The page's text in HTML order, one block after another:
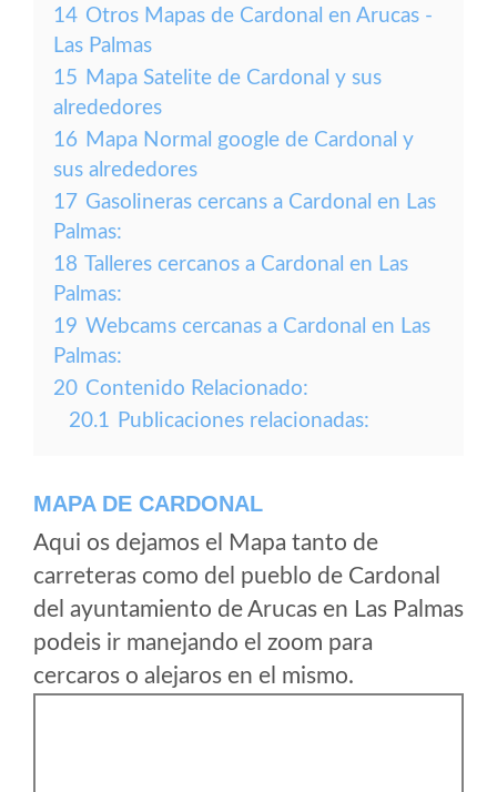
14 Otros Mapas de Cardonal en Arucas -
Las Palmas
15 Mapa Satelite de Cardonal y sus
alrededores
16 Mapa Normal google de Cardonal y
sus alrededores
17 Gasolineras cercans a Cardonal en Las
Palmas:
18 Talleres cercanos a Cardonal en Las
Palmas:
19 Webcams cercanas a Cardonal en Las
Palmas:
20 Contenido Relacionado:
20.1 Publicaciones relacionadas:
MAPA DE CARDONAL
Aqui os dejamos el Mapa tanto de
carreteras como del pueblo de Cardonal
del ayuntamiento de Arucas en Las Palmas
podeis ir manejando el zoom para
cercaros o alejaros en el mismo.